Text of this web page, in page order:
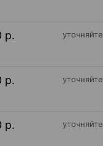
р. уточняйте
р. уточняйте
р. уточняйте